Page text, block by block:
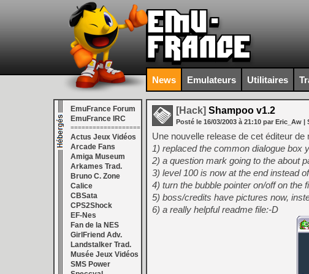
News Emulateurs Utilitaires
EmuFrance Forum
EmuFrance IRC
===================
Actus Jeux Vidéos
Arcade Fans
Amiga Museum
Arkames Trad.
Bruno C. Zone
Calice
CBSata
CPS2Shock
EF-Nes
Fan de la NES
GirlFriend Adv.
Landstalker Trad.
Musée Jeux Vidéos
SMS Power
[Hack] Shampoo v1.2
Posté le 16/03/2003 à 21:10 par Eric_Aw |
Une nouvelle release de cet éditeur
1) replaced the common dialogue box
2) a question mark going to the about
3) level 100 is now at the end instead
4) turn the bubble pointer on/off on the
5) boss/credits have pictures now,
6) a really helpful readme file:-D